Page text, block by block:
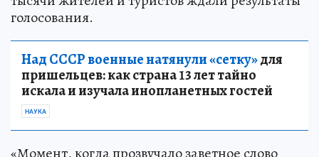
голосования.
Над СССР военные натянули «сетку»для
пришельцев: как страна 13 лет тайно
искала и изучала инопланетных гостей
НАУКА